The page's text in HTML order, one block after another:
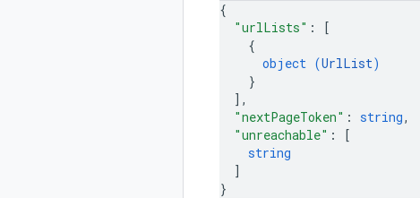
{
"urlLists" :
[
{
object (UrlList)
}
] ,
"nextPageToken" : string,
"unreachable" :
[
string
]
}